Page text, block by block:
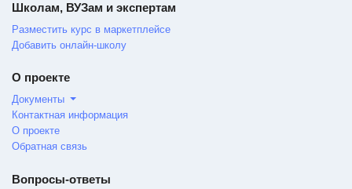
Школам, ВУЗам и экспертам
Разместить курс в маркетплейсе
Добавить онлайн-школу
О проекте
Документы
Контактная информация
О проекте
Обратная связь
Вопросы-ответы